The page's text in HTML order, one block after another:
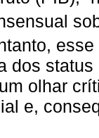
dos
olhar
e,